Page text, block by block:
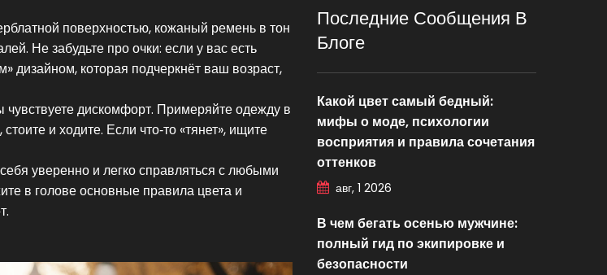
поверхностью, кожаный ремень в тон
Не забудьте про очки: если у вас есть
дизайном, которая подчеркнёт ваш возраст,
чувствуете дискомфорт. Примеряйте одежду в
и ходите. Если что‑то «тянет», ищите
уверенно и легко справляться с любыми
в голове основные правила цвета и
Последние Сообщения В
Блоге
Какой цвет самый бедный:
мифы о моде, психологии
восприятия и правила сочетания
оттенков
авг, 1 2026
В чем бегать осенью мужчине:
полный гид по экипировке и
безопасности